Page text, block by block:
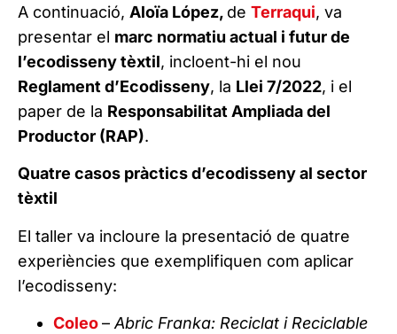
A continuació, Aloïa López, de Terraqui, va
presentar el marc normatiu actual i futur de
l’ecodisseny tèxtil, incloent-hi el nou
Reglament d’Ecodisseny, la Llei 7/2022, i el
paper de la Responsabilitat Ampliada del
Productor (RAP).
Quatre casos pràctics d’ecodisseny al sector
tèxtil
El taller va incloure la presentació de quatre
experiències que exemplifiquen com aplicar
l’ecodisseny:
Coleo– Abric Franka: Reciclat i Reciclable